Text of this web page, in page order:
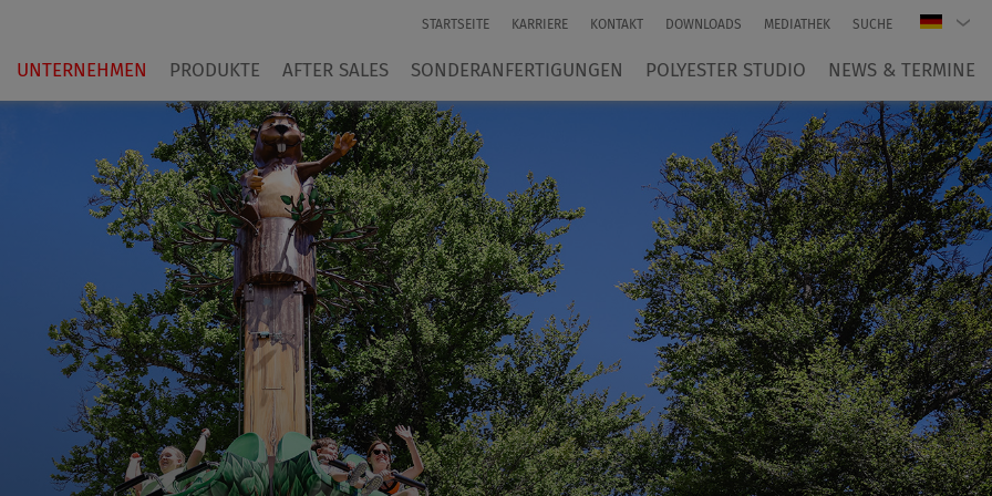
STARTSEITE KARRIERE KONTAKT DOWNLOADS MEDIATHEK SUCHE
UNTERNEHMEN PRODUKTE AFTER SALES SONDERANFERTIGUNGEN POLYESTER STUDIO NEWS & TERMINE